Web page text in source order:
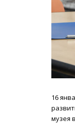
16
музея